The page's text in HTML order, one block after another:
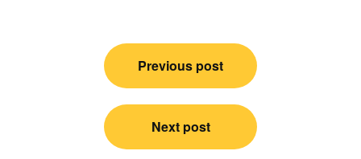
Nawigacja
Previous post
Next post